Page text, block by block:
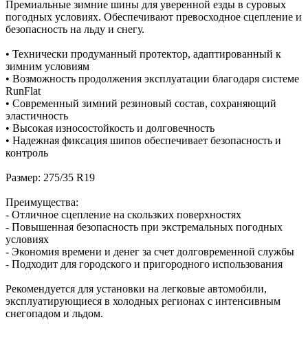
Премиальные зимние шины для уверенной езды в суровых
погодных условиях. Обеспечивают превосходное сцепление и
безопасность на льду и снегу.
• Технически продуманный протектор, адаптированный к
зимним условиям
• Возможность продолжения эксплуатации благодаря системе
RunFlat
• Современный зимний резиновый состав, сохраняющий
эластичность
• Высокая износостойкость и долговечность
• Надежная фиксация шипов обеспечивает безопасность и
контроль
Размер: 275/35 R19
Преимущества:
- Отличное сцепление на скользких поверхностях
- Повышенная безопасность при экстремальных погодных
условиях
- Экономия времени и денег за счет долговременной службы
- Подходит для городского и пригородного использования
Рекомендуется для установки на легковые автомобили,
эксплуатирующиеся в холодных регионах с интенсивным
снегопадом и льдом.